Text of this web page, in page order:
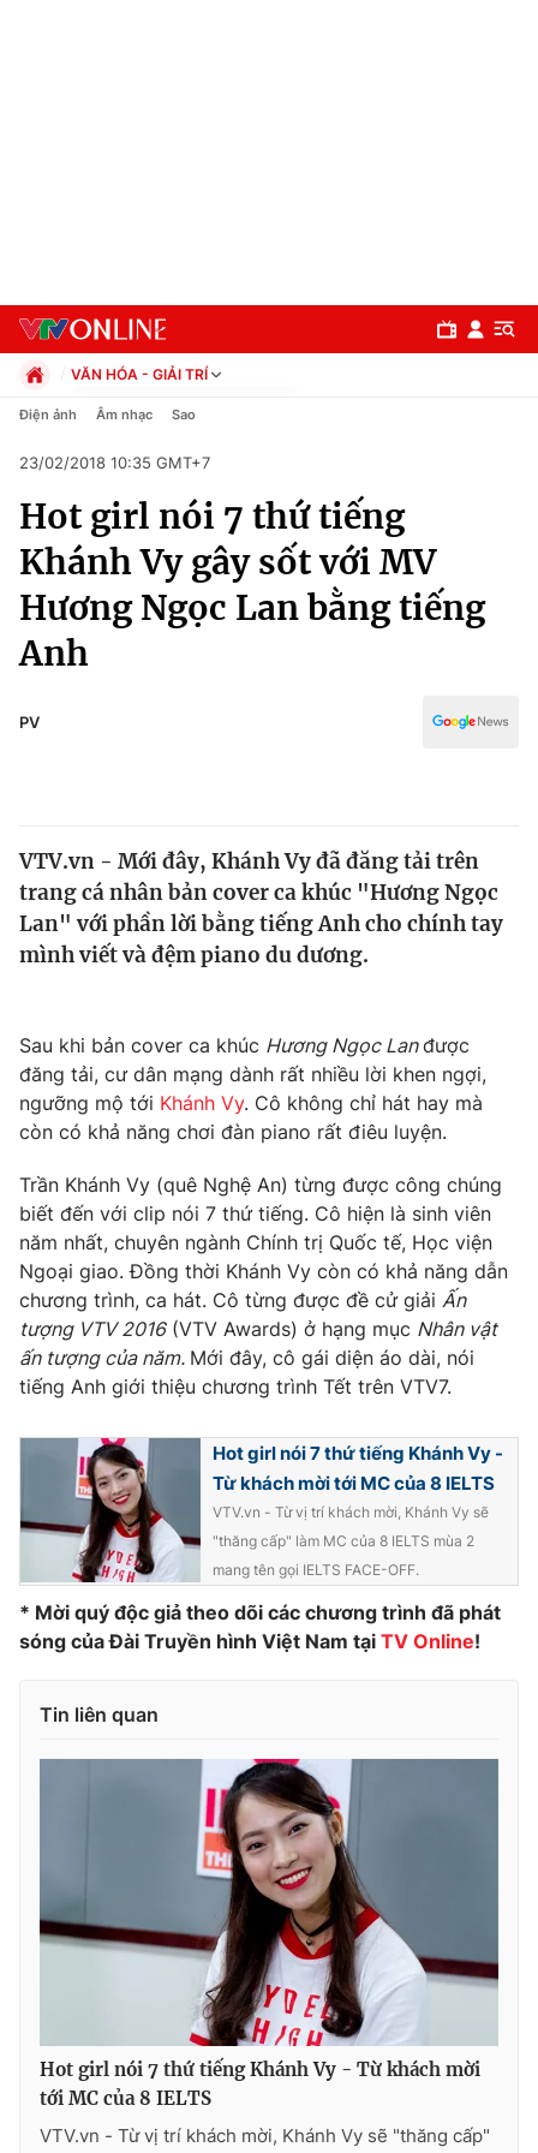
Chuyên mục
Chính trị
Xã hội
Tin tức
Thế giới đó đây
Câu chuyện quốc tế
Kinh tế
Tài chính
Góc doanh nghiệp
Dữ liệu và đời sống
Truyền hình
Phim VTV
Hậu trường
Nhân vật
Khán giả
Giải sao mai
Giải trí
Âm nhạc
Sao
Đời sống
Du lịch
Làm đẹp
Chất lượng cuộc sống
Giáo dục
Tuyển sinh
Học trực tuyến
Công nghệ
Hitech Công nghệ tương lai
Thị trường
Tư vấn
Giao lưu trực tuyến
Lịch phát sóng
Chuyên mục khác
Emagazine Podcast
Photo Infographic
Video
VTV Thể thao
Bất động sản
Thị trường 24h Tấm lòng Việt
Vươn mình bằng AI
VTV9 VTV8
Liên hệ tòa soạn English
VĂN HÓA - GIẢI TRÍ
Chính trị
Pháp luật
Kinh tế
Thể thao
Truyền hình
Văn hóa - Giải trí
Y tế
Đời sống
Điện ảnh Âm nhạc Sao
23/02/2018 10:35 GMT+7
Hot girl nói 7 thứ tiếng
Khánh Vy gây sốt với MV
Hương Ngọc Lan bằng tiếng
Anh
PV
VTV.vn - Mới đây, Khánh Vy đã đăng tải trên
trang cá nhân bản cover ca khúc "Hương Ngọc
Lan" với phần lời bằng tiếng Anh cho chính tay
mình viết và đệm piano du dương.
Sau khi bản cover ca khúc Hương Ngọc Lanđược
đăng tải, cư dân mạng dành rất nhiều lời khen ngợi,
ngưỡng mộ tới Khánh Vy. Cô không chỉ hát hay mà
còn có khả năng chơi đàn piano rất điêu luyện.
Trần Khánh Vy (quê Nghệ An) từng được công chúng
biết đến với clip nói 7 thứ tiếng. Cô hiện là sinh viên
năm nhất, chuyên ngành Chính trị Quốc tế, Học viện
Ngoại giao. Đồng thời Khánh Vy còn có khả năng dẫn
chương trình, ca hát. Cô từng được đề cử giải Ấn
tượng VTV 2016(VTV Awards) ở hạng mục Nhân vật
ấn tượng của năm. Mới đây, cô gái diện áo dài, nói
tiếng Anh giới thiệu chương trình Tết trên VTV7.
Hot girl nói 7 thứ tiếng Khánh Vy -
Từ khách mời tới MC của 8 IELTS
VTV.vn - Từ vị trí khách mời, Khánh Vy sẽ
"thăng cấp" làm MC của 8 IELTS mùa 2
mang tên gọi IELTS FACE-OFF.
* Mời quý độc giả theo dõi các chương trình đã phát
sóng của Đài Truyền hình Việt Nam tại TV Online!
Tin liên quan
Hot girl nói 7 thứ tiếng Khánh Vy - Từ khách mời
tới MC của 8 IELTS
VTV.vn - Từ vị trí khách mời, Khánh Vy sẽ "thăng cấp"